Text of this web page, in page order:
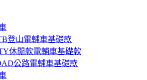
登山電輔車基礎款
休閒款電輔車基礎款
公路電輔車基礎款